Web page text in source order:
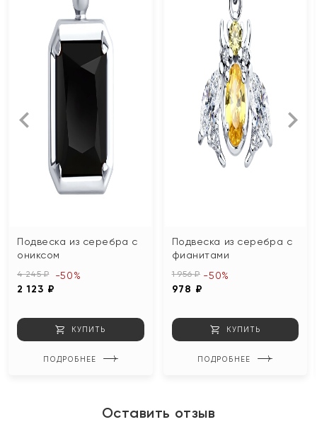
Подвеска из серебра с
ониксом
4 245 ₽
2 123 ₽
-50%
КУПИТЬ
ПОДРОБНЕЕ
Подвеска из серебра с
фианитами
1 956 ₽
978 ₽
-50%
КУПИТЬ
ПОДРОБНЕЕ
Оставить отзыв